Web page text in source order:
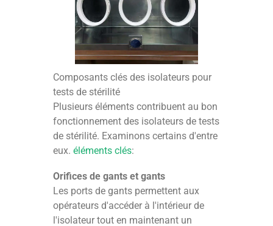
Composants clés des isolateurs pour
tests de stérilité
Plusieurs éléments contribuent au bon
fonctionnement des isolateurs de tests
de stérilité. Examinons certains d'entre
eux.éléments clés:
Orifices de gants et gants
Les ports de gants permettent aux
opérateurs d'accéder à l'intérieur de
l'isolateur tout en maintenant un